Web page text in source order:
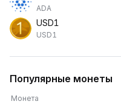
ADA
USD1
USD1
Популярные монеты
Монета